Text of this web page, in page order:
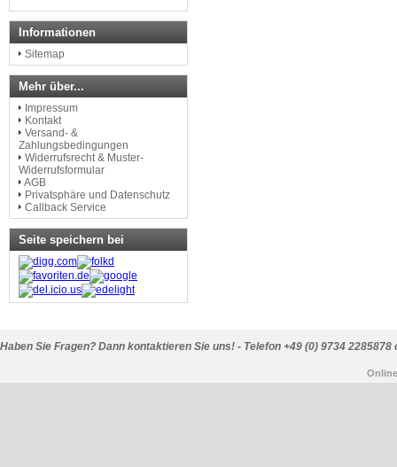
Informationen
Sitemap
Mehr über...
Impressum
Kontakt
Versand- &
Zahlungsbedingungen
Widerrufsrecht & Muster-
Widerrufsformular
AGB
Privatsphäre und Datenschutz
Callback Service
Seite speichern bei
Haben Sie Fragen? Dann kontaktieren Sie uns! - Telefon +49 (0) 9734